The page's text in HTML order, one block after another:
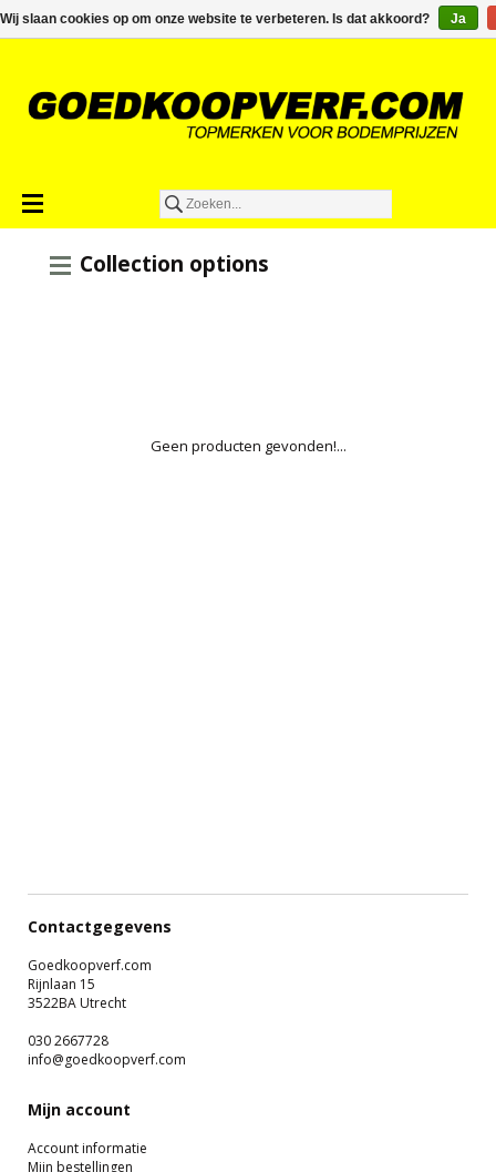
€0,00
Collection options
Geen producten gevonden!...
Contactgegevens
Goedkoopverf.com
Rijnlaan 15
3522BA Utrecht
030 2667728
info@goedkoopverf.com
Mijn account
Account informatie
Mijn bestellingen
Wij slaan cookies op om onze website te verbeteren. Is dat akkoord? Ja